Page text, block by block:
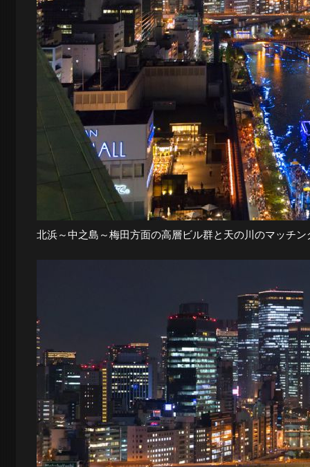
探
訪-
北浜～中之島～梅田方面の高層ビル群と天の川のマッチン